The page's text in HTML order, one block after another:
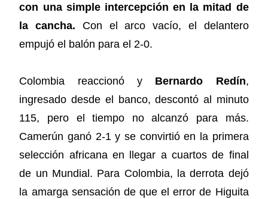
con una simple intercepción en la mitad de
la cancha. Con el arco vacío, el delantero
empujó el balón para el 2-0.
Colombia reaccionó y Bernardo Redín,
ingresado desde el banco, descontó al minuto
115, pero el tiempo no alcanzó para más.
Camerún ganó 2-1 y se convirtió en la primera
selección africana en llegar a cuartos de final
de un Mundial. Para Colombia, la derrota dejó
la amarga sensación de que el error de Higuita